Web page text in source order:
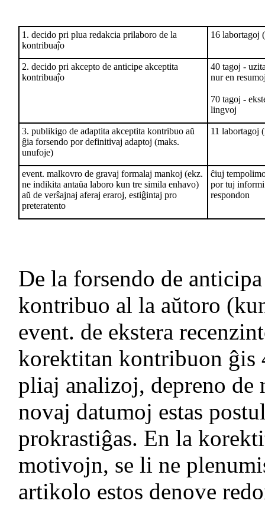
1. decido pri plua redakcia prilaboro de la
kontribuaĵo
16 labortagoj
2. decido pri akcepto de anticipe akceptita
kontribuaĵo
40 tagoj -
nur en
70 tagoj -
lingvoj
3. publikigo de adaptita akceptita kontribuo aŭ
ĝia forsendo por definitivaj adaptoj (maks.
unufoje)
11 labortagoj
event. malkovro de gravaj formalaj mankoj (ekz.
ne indikita antaŭa laboro kun tre simila enhavo)
aŭ de verŝajnaj aferaj eraroj, estiĝintaj pro
preteratento
ĉiuj
por tuj
respondon
De la forsendo de
kontribuo al la aŭtoro
event. de ekstera
korektitan kontribuon ĝis
pliaj analizoj, depreno de
novaj datumoj estas
prokrastiĝas. En la
motivojn, se li ne
artikolo estos denove